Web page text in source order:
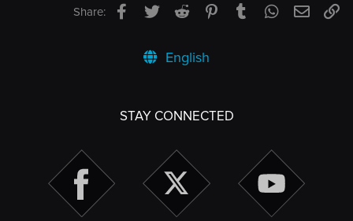
Share: Facebook
TwitterReddit PinterestTumblrWhatsApp
Email
English
STAY CONNECTED